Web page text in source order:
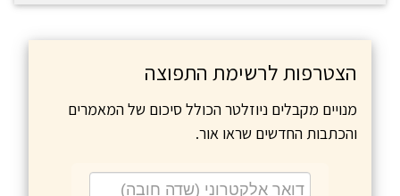
הצטרפות לרשימת התפוצה
מנויים מקבלים ניוזלטר הכולל סיכום של המאמרים
והכתבות החדשים שראו אור.